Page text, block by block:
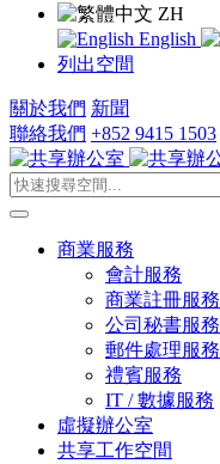
ZH
English
列出空間
關於我們 新聞
聯絡我們 +852 9415 1503
商業服務
會計服務
商業註冊服務
公司秘書服務
郵件處理服務
禮賓服務
IT / 數據服務
虛擬辦公室
共享工作空間